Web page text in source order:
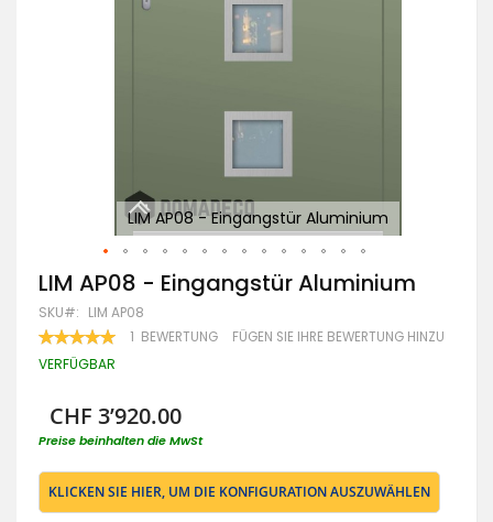
LIM AP08 - Eingangstür Aluminium
Zum
Anfang
der
Bildgalerie
springen
LIM AP08 - Eingangstür Aluminium
SKU LIM AP08
BEWERTUNG:
100
1 BEWERTUNG FÜGEN SIE IHRE BEWERTUNG HINZU
VERFÜGBAR
CHF 3’920.00
Preise beinhalten die MwSt
KLICKEN SIE HIER, UM DIE KONFIGURATION AUSZUWÄHLEN